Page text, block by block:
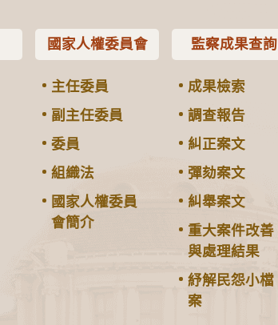
國家人權委員會
主任委員
副主任委員
委員
組織法
國家人權委員
會簡介
監察成果查詢
成果檢索
調查報告
糾正案文
彈劾案文
糾舉案文
重大案件改善
與處理結果
紓解民怨小檔
案